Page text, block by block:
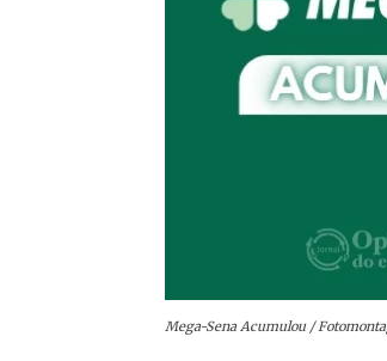
Mega-Sena Acumulou /